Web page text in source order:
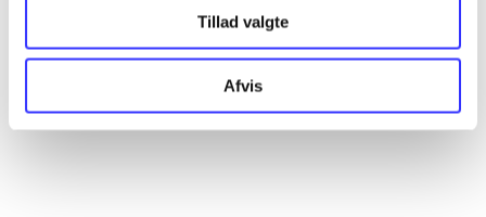
Tillad valgte
Afvis